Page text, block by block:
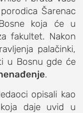
Šarenac
koja će u
fakultet. Nakon
palačinki,
u Bosnu gde će
.
opisali kao
koja daje uvid u